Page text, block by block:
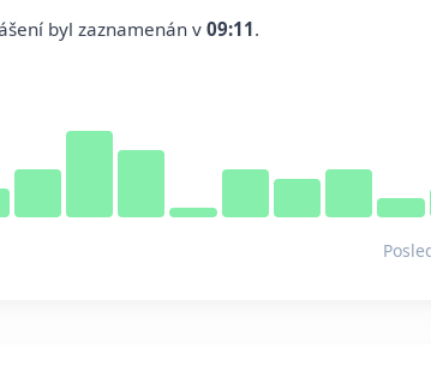
byl zaznamenán v09:11.